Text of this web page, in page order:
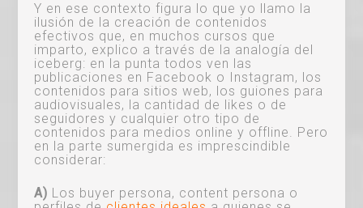
Y en ese contexto figura lo que yo llamo la
ilusión de la creación de contenidos
efectivos que, en muchos cursos que
imparto, explico a través de la analogía del
iceberg: en la punta todos ven las
publicaciones en Facebook o Instagram, los
contenidos para sitios web, los guiones para
audiovisuales, la cantidad de likes o de
seguidores y cualquier otro tipo de
contenidos para medios online y offline. Pero
en la parte sumergida es imprescindible
considerar:
A) Los buyer persona, content persona o